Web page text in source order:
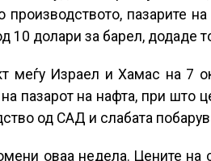
производството, пазарите
10 долари за барел, додаде
меѓу Израел и Хамас на 7
пазарот на нафта, при што
од САД и слабата
оваа недела. Цените на